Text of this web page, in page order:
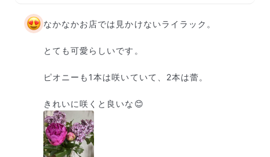
なかなかお店では見かけないライラック。
とても可愛らしいです。
ピオニーも1本は咲いていて、2本は蕾。
きれいに咲くと良いな😊